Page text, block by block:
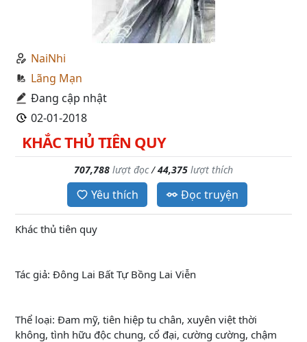
NaiNhi
Lãng Mạn
Đang cập nhật
02-01-2018
KHẮC THỦ TIÊN QUY
707,788 lượt đọc/44,375 lượt thích
Yêu thích Đọc truyện
Khác thủ tiên quy
Tác giả: Đông Lai Bất Tự Bồng Lai Viễn
Thể loại: Đam mỹ, tiên hiệp tu chân, xuyên việt thời
không, tình hữu độc chung, cổ đại, cường cường, chậm